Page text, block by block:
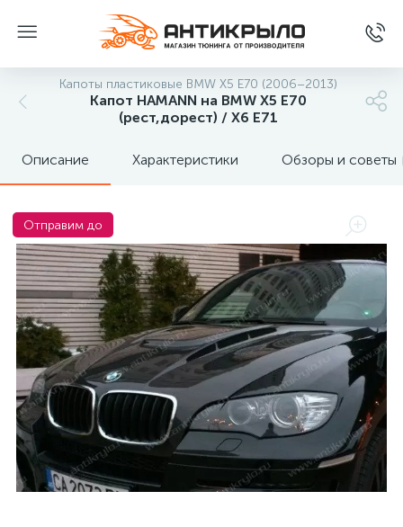
Капоты пластиковые BMW X5 E70 (2006–2013)
Капот HAMANN на BMW X5 E70
(рест,дорест) / X6 E71
Описание Характеристики Обзоры и советы
Отправим до